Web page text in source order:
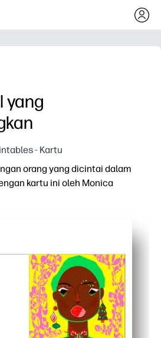
yang
- Kartu
orang yang dicintai dalam
kartu ini oleh Monica